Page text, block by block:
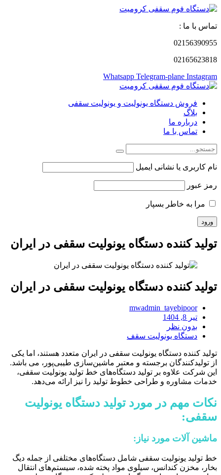
تماس با ما :
02156390955
02165623818
Whatsapp Telegram-plane Instagram
فروش دستگاه یونولیت و یونولیت سقفی
بلاگ
درباره ما
تماس با ما
نام کاربری یا نشانی ایمیل
رمز عبور
مرا به خاطر بسپار
تولید کننده دستگاه یونولیت سقفی در ایران
تولید کننده دستگاه یونولیت سقفی در ایران
mwadmin_tayebipoor
تیر 8, 1404
بدون نظر
دستگاه یونولیت سقف
تولید کننده دستگاه یونولیت سقفی در ایران متعدد هستند، اما یکی
از تولیدکنندگان برجسته و معتبر ماشین‌سازی طیبی‌پور، می باشد.
این شرکت‌ علاوه بر تولید دستگاه‌های خط تولید یونولیت سقفی،
خدمات مشاوره و طراحی خطوط تولید را نیز ارائه می‌دهد.
نکات مهم در مورد تولید دستگاه یونولیت
سقفی:
ماشین آلات مورد نیاز:
خط تولید یونولیت سقفی شامل دستگاه‌های مختلفی از جمله دیگ
بخار، مخزن کندانس، سیلوی مواد پخته شده، سیستم‌های انتقال